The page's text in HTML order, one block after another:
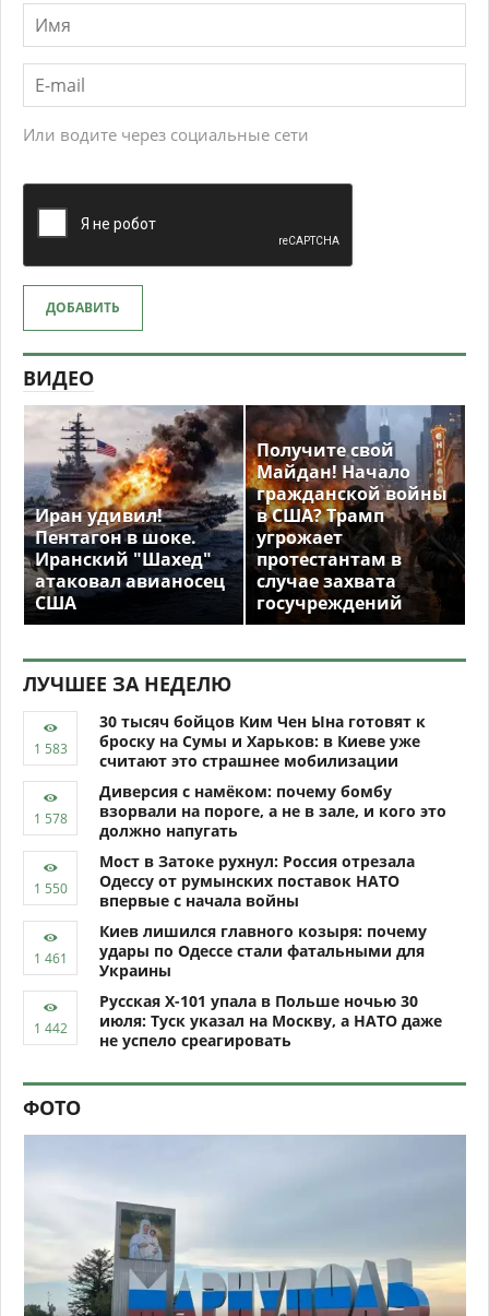
Или водите через социальные сети
ДОБАВИТЬ
ВИДЕО
Иран удивил!
Пентагон в шоке.
Иранский "Шахед"
атаковал авианосец
США
Получите свой
Майдан! Начало
гражданской войны
в США? Трамп
угрожает
протестантам в
случае захвата
госучреждений
ЛУЧШЕЕ ЗА НЕДЕЛЮ
30 тысяч бойцов Ким Чен Ына готовят к
броску на Сумы и Харьков: в Киеве уже
считают это страшнее мобилизации
Диверсия с намёком: почему бомбу
взорвали на пороге, а не в зале, и кого это
должно напугать
Мост в Затоке рухнул: Россия отрезала
Одессу от румынских поставок НАТО
впервые с начала войны
Киев лишился главного козыря: почему
удары по Одессе стали фатальными для
Украины
Русская Х-101 упала в Польше ночью 30
июля: Туск указал на Москву, а НАТО даже
не успело среагировать
ФОТО